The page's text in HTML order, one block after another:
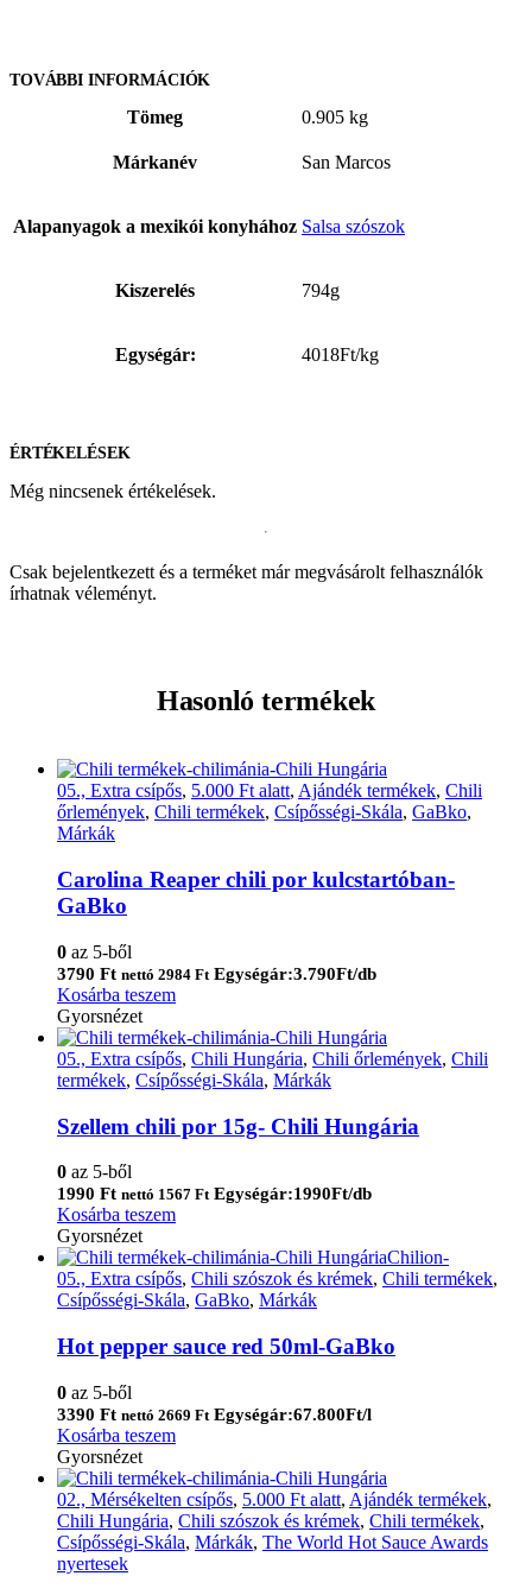
TOVÁBBI INFORMÁCIÓK
Tömeg 0.905 kg
Márkanév San Marcos
Alapanyagok a mexikói konyhához Salsa szószok
Kiszerelés 794g
Egységár: 4018Ft/kg
ÉRTÉKELÉSEK
Még nincsenek értékelések.
Csak bejelentkezett és a terméket már megvásárolt felhasználók
írhatnak véleményt.
Hasonló termékek
05., Extra csípős, 5.000 Ft alatt, Ajándék termékek, Chili
őrlemények, Chili termékek, Csípősségi-Skála, GaBko,
Márkák
Carolina Reaper chili por kulcstartóban-
GaBko
0 az 5-ből
3790 Ft nettó 2984 Ft Egységár:3.790Ft/db
Kosárba teszem
Gyorsnézet
05., Extra csípős, Chili Hungária, Chili őrlemények, Chili
termékek, Csípősségi-Skála, Márkák
Szellem chili por 15g- Chili Hungária
0 az 5-ből
1990 Ft nettó 1567 Ft Egységár:1990Ft/db
Kosárba teszem
Gyorsnézet
05., Extra csípős, Chili szószok és krémek, Chili termékek,
Csípősségi-Skála, GaBko, Márkák
Hot pepper sauce red 50ml-GaBko
0 az 5-ből
3390 Ft nettó 2669 Ft Egységár:67.800Ft/l
Kosárba teszem
Gyorsnézet
02., Mérsékelten csípős, 5.000 Ft alatt, Ajándék termékek,
Chili Hungária, Chili szószok és krémek, Chili termékek,
Csípősségi-Skála, Márkák, The World Hot Sauce Awards
nyertesek